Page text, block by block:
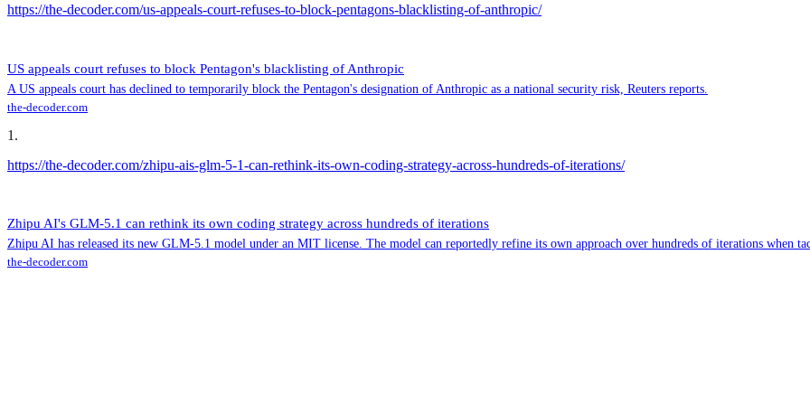
https://the-decoder.com/us-appeals-court-refuses-to-block-pentagons-blacklisting-of-anthropic/
US appeals court refuses to block Pentagon's blacklisting of Anthropic
A US appeals court has declined to temporarily block the Pentagon's designation of Anthropic as a national security risk, Reuters reports.
the-decoder.com
1 .
https://the-decoder.com/zhipu-ais-glm-5-1-can-rethink-its-own-coding-strategy-across-hundreds-of-iterations/
Zhipu AI's GLM-5.1 can rethink its own coding strategy across hundreds of iterations
Zhipu AI has released its new GLM-5.1 model under an MIT license. The model can reportedly refine its own approach over hundreds of iterations when
the-decoder.com